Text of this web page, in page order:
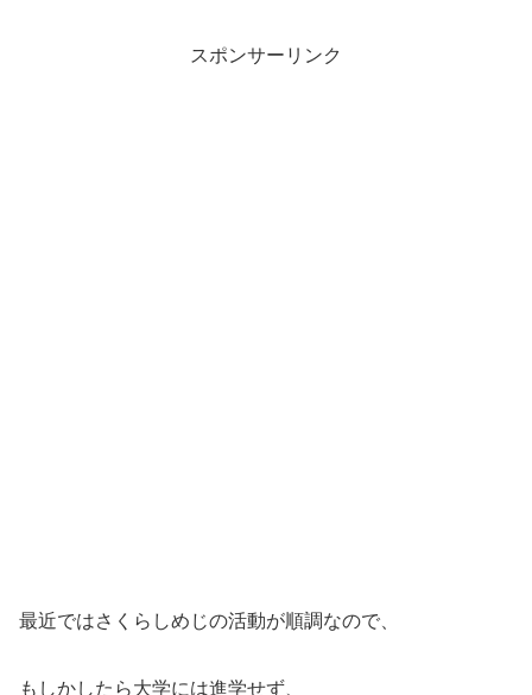
スポンサーリンク
最近ではさくらしめじの活動が順調なので、
もしかしたら大学には進学せず、